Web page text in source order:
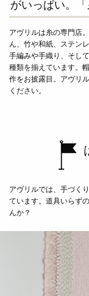
がいっぱい。
アヴリルは糸の専門店
ん、竹や和紙、ステン
手編みや手織り、そし
種類を揃えています。
作をお披露目。アヴリ
ください。
アヴリルでは、手づく
ています。道具いらず
んか？